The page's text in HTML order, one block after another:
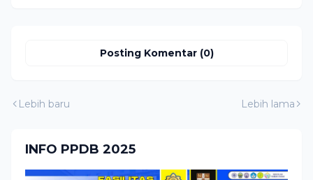
Posting Komentar (0)
Lebih baru Lebih lama
INFO PPDB 2025